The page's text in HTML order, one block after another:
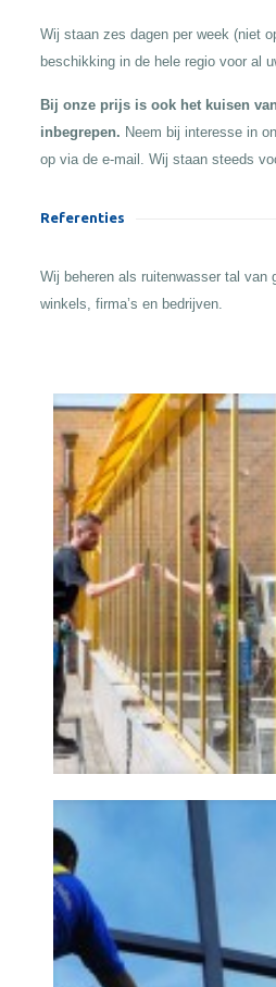
Wij staan zes dagen per week (niet
beschikking in de hele regio voor al
Bij onze prijs is ook het kuisen
inbegrepen. Neem bij interesse in
op via de e-mail. Wij staan steeds
Referenties
Wij beheren als ruitenwasser tal van
winkels, firma’s en bedrijven.